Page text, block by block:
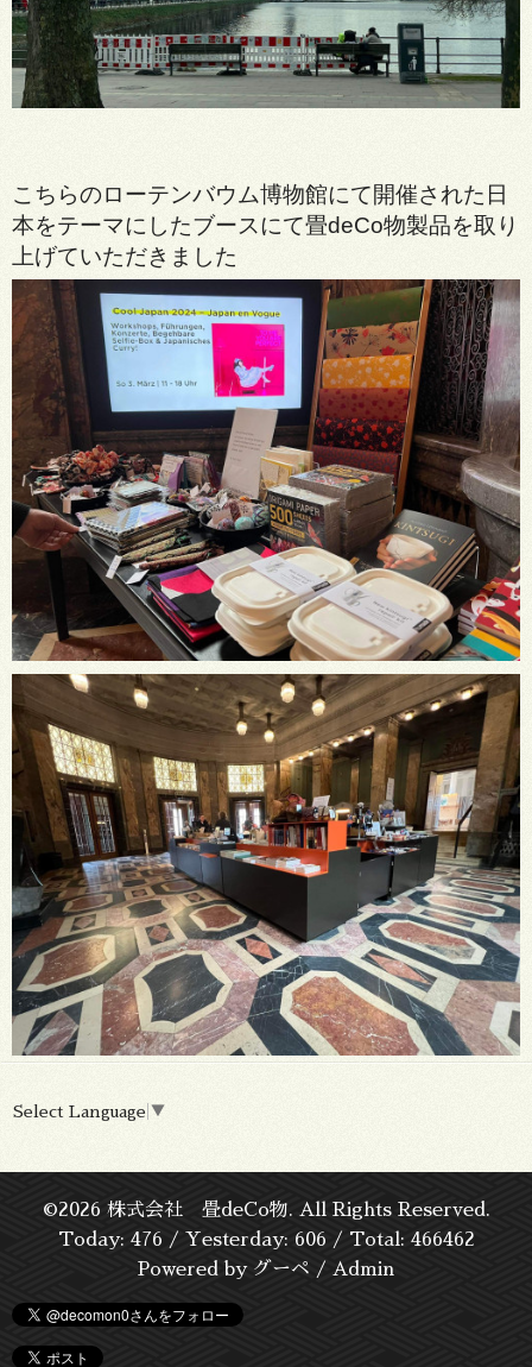
こちらのローテンバウム博物館にて開催された日
本をテーマにしたブースにて畳deCo物製品を取り
上げていただきました
Select Language ▼
©2026 株式会社 畳deCo物. All Rights Reserved.
Today: 476 / Yesterday: 606 / Total: 466462
Powered by グーペ / Admin